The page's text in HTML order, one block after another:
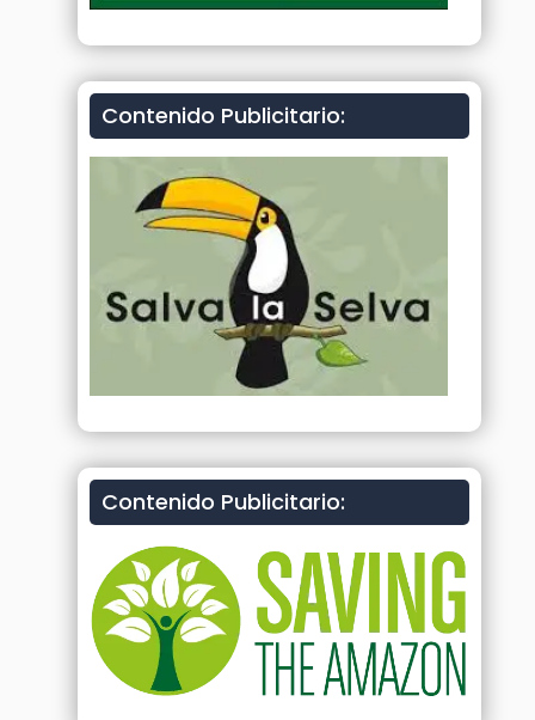
Contenido Publicitario:
Contenido Publicitario: